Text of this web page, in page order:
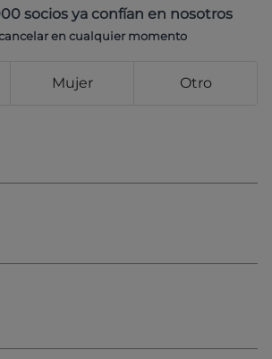
socios ya confían en nosotros
en cualquier momento
Mujer Otro